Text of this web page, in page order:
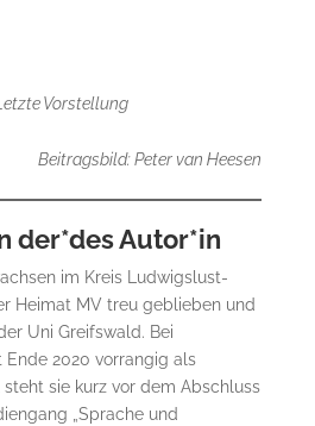
Vorstellung
Beitragsbild: Peter van Heesen
der*des Autor*in
im Kreis Ludwigslust-
Heimat MV treu geblieben und
Uni Greifswald. Bei
2020 vorrangig als
sie kurz vor dem Abschluss
„Sprache und